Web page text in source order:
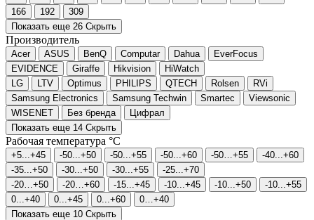
166
192
309
Показать еще 26 Скрыть
Производитель
Acer ASUS BenQ Computar Dahua
EverFocus
EVIDENCE
Giraffe Hikvision
HiWatch
LG
LTV Optimus PHILIPS QTECH Rolsen
RVi
Samsung Electronics
Samsung Techwin Smartec
Viewsonic
WISENET
Без бренда
Цифрал
Показать еще 14 Скрыть
Рабочая температура °C
+5...+45 -50...+50 -50...+55 -50...+60 -50…+55
-40...+60
-35...+50
-30...+50 -30...+55
-25...+70
-20…+50
-20…+60 -15...+45 -10...+45 -10...+50
-10...+55
0...+40
0...+45 0...+60
0…+40
Показать еще 10 Скрыть